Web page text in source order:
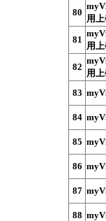
80
用
81
用
82
用
83
84
85
86
87
88